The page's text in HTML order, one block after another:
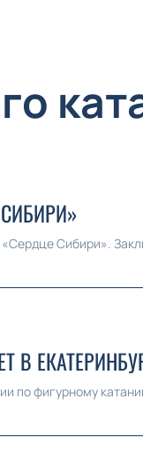
Сибири».
В
по фигурному